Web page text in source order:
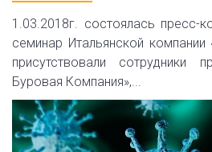
1.03.2018г. состоялась пресс-
семинар Итальянской компании
присутствовали сотрудники
Буровая Компания»,...